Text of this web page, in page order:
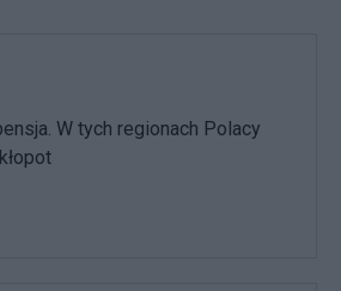
W tych regionach Polacy